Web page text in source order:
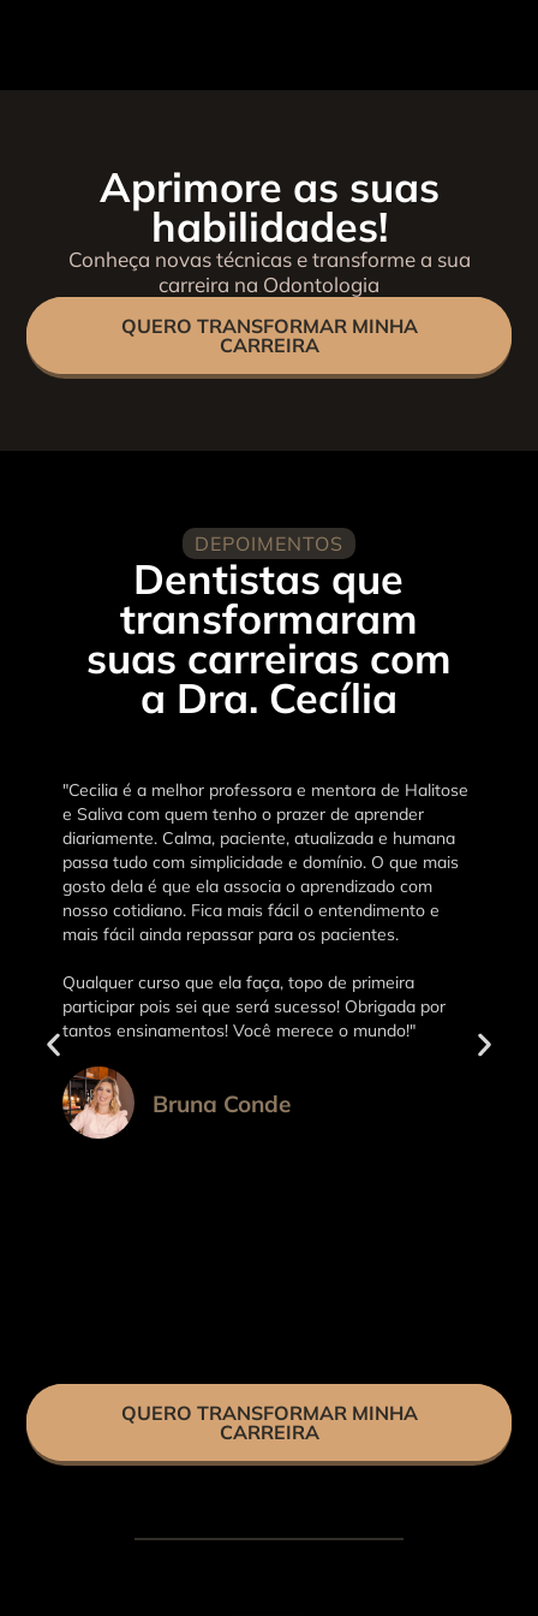
Aprimore as suas
habilidades!
Conheça novas técnicas e transforme a sua
carreira na Odontologia
QUERO TRANSFORMAR MINHA
CARREIRA
DEPOIMENTOS
Dentistas que
transformaram
suas carreiras com
a Dra. Cecília
"Cecilia é a melhor professora e mentora de Halitose
e Saliva com quem tenho o prazer de aprender
diariamente. Calma, paciente, atualizada e humana
passa tudo com simplicidade e domínio. O que mais
gosto dela é que ela associa o aprendizado com
nosso cotidiano. Fica mais fácil o entendimento e
mais fácil ainda repassar para os pacientes.
Qualquer curso que ela faça, topo de primeira
participar pois sei que será sucesso! Obrigada por
tantos ensinamentos! Você merece o mundo!"
Bruna Conde
QUERO TRANSFORMAR MINHA
CARREIRA